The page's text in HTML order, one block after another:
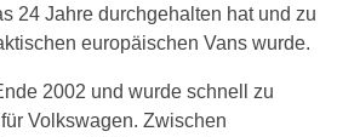
24 Jahre durchgehalten hat und zu
europäischen Vans wurde.
2002 und wurde schnell zu
Volkswagen. Zwischen